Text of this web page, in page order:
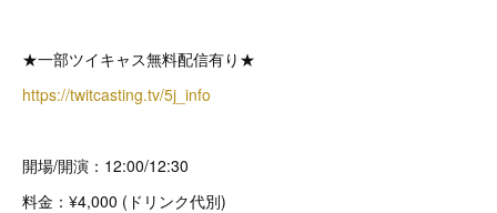
★一部ツイキャス無料配信有り★
https://twitcasting.tv/5j_info
開場/開演：12:00/12:30
料金：¥4,000 (ドリンク代別)